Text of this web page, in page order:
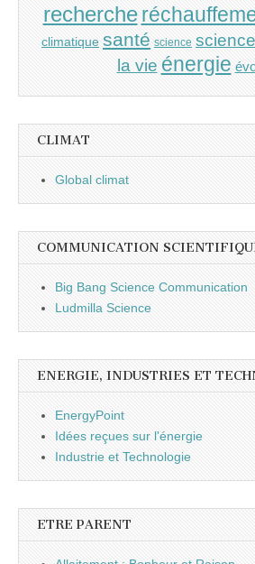
recherche
climatique santé science
la vie énergie
CLIMAT
Global climat
COMMUNICATION
Big Bang Science Communication
Ludmilla Science
ENERGIE, INDUSTRIES ET
EnergyPoint
Idées reçues sur l'énergie
Industrie et Technologie
ETRE PARENT